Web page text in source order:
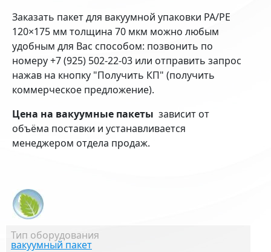
Тип оборудования
вакуумный пакет
Заказать пакет для вакуумной упаковки PA/PE
120×175 мм толщина 70 мкм можно любым
удобным для Вас способом: позвонить по
номеру +7 (925) 502-22-03 или отправить запрос
нажав на кнопку "Получить КП" (получить
коммерческое предложение).
Цена на вакуумные пакеты зависит от
объёма поставки и устанавливается
менеджером отдела продаж.